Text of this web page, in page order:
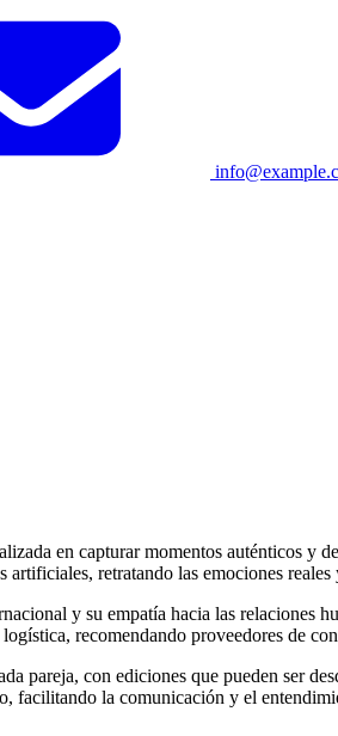
en capturar momentos auténticos
retratando las emociones
y su empatía hacia las relaciones
recomendando proveedores de
pareja, con ediciones que pueden ser
facilitando la comunicación y el